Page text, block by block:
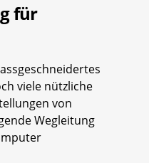
für
viele nützliche
von
Wegleitung